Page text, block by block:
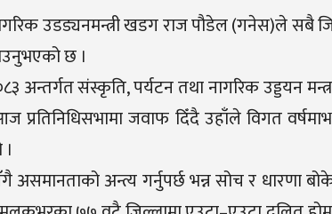
उडड्यनमन्त्री खडग राज पौडेल (गनेस)ले सबै
छ ।
अन्तर्गत संस्कृति, पर्यटन तथा नागरिक उड्डयन
प्रतिनिधिसभामा जवाफ दिँदै उहाँले विगत
अन्त्य गर्नुपर्छ भन्न सोच र धारणा